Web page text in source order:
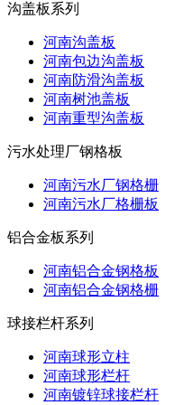
沟盖板系列
河南沟盖板
河南包边沟盖板
河南防滑沟盖板
河南树池盖板
河南重型沟盖板
污水处理厂钢格板
河南污水厂钢格栅
河南污水厂格栅板
铝合金板系列
河南铝合金钢格板
河南铝合金钢格栅
球接栏杆系列
河南球形立柱
河南球形栏杆
河南镀锌球接栏杆